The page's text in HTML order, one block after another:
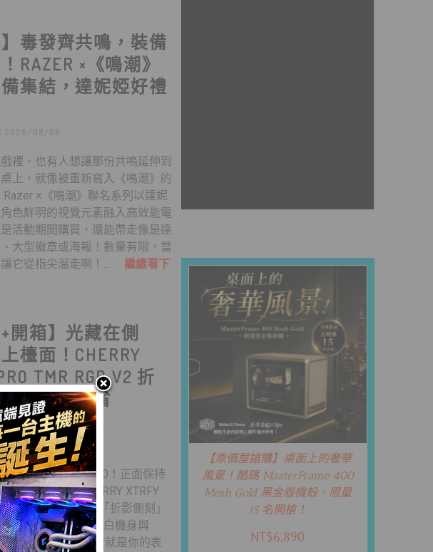
】毒發齊共鳴，裝備
RAZER ×《鳴潮》
集結，達妮婭好禮
裡，也有人想讓那份共鳴延伸到
上，就像被重新寫入《鳴潮》的
×《鳴潮》聯名系列以達妮
色鮮明的視覺元素融入高效能電
活動期間購買，還能帶走像是達
大型徽章或海報！數量有限，當
它從指尖溜走啊！... 繼續看下
開箱】光藏在側
檯面！CHERRY
TMR RGB V2 折
盤上市現省
06
惠，最高現省 $600！正面保持
真正的個性！CHERRY XTRFY
V2 推出全新的白色「折影側刻」
鍵帽側面，搭配純白機身與
時簡潔俐落，亮燈後就是你的表
【原價屋搶購】桌面上的奢華
風景！酷碼 MasterFrame 400
Mesh Gold 黑金版機殼，限量
15 名開搶！
NT$6,890